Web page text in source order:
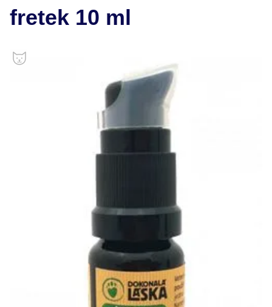
Kočky
Veterinární diety
(Po–Pá, 9–19h; So–Ne, 9–14h)
eshop@veterix.cz
fretek 10 ml